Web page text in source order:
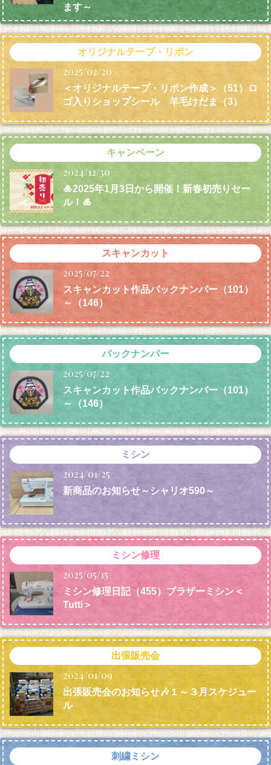
ます～
オリジナルテープ・リボン
2025/02/20
＜オリジナルテープ・リボン作成＞（51）ロ
ゴ入りショップシール 羊毛けだま （3）
キャンペーン
2024/12/30
🎍2025年1月3日から開催！新春初売りセー
ル！🎍
スキャンカット
2025/07/22
スキャンカット作品バックナンバー（101）
～（146）
バックナンバー
2025/07/22
スキャンカット作品バックナンバー（101）
～（146）
ミシン
2024/01/25
新商品のお知らせ～シャリオ590～
ミシン修理
2025/05/15
ミシン修理日記（455）ブラザーミシン＜
Tutti＞
出張販売会
2024/01/09
出張販売会のお知らせ🎶１～３月スケジュー
ル
刺繍ミシン